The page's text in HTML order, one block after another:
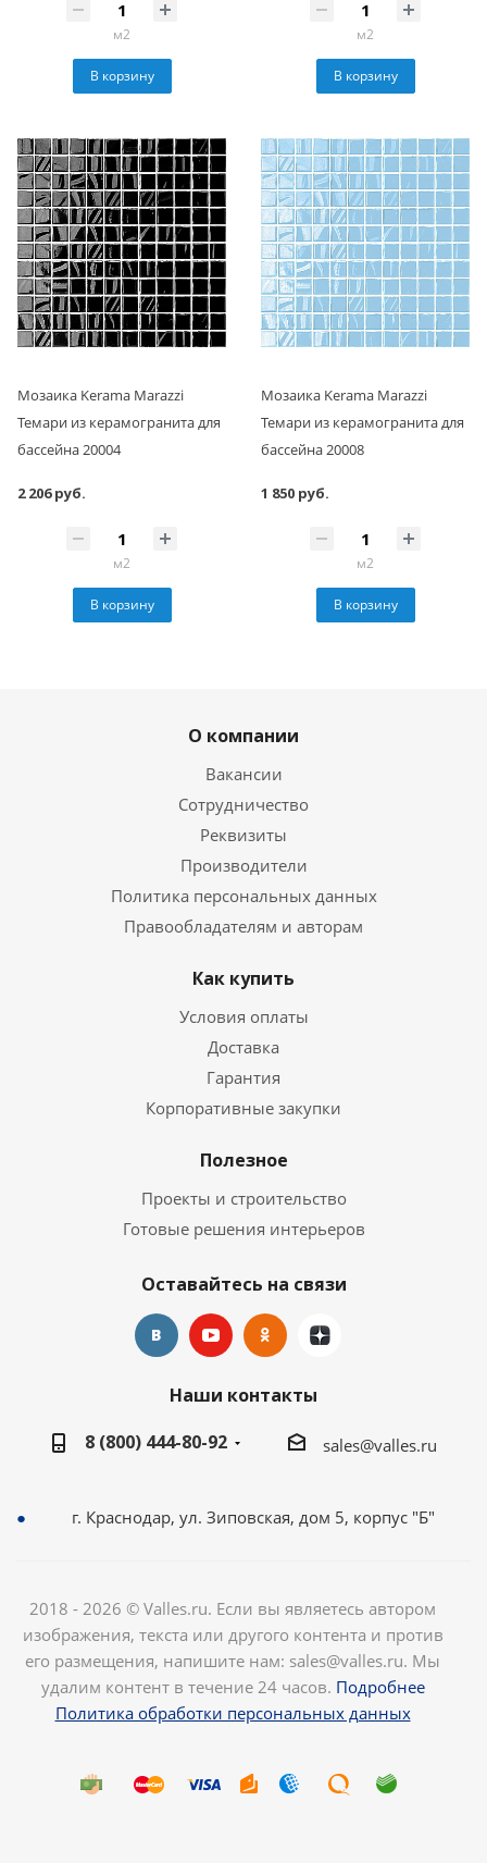
м2
В корзину
м2
В корзину
Мозаика Kerama Marazzi
Темари из керамогранита для
бассейна 20004
2 206 руб.
м2
В корзину
Мозаика Kerama Marazzi
Темари из керамогранита для
бассейна 20008
1 850 руб.
м2
В корзину
О компании
Вакансии
Сотрудничество
Реквизиты
Производители
Политика персональных данных
Правообладателям и авторам
Как купить
Условия оплаты
Доставка
Гарантия
Корпоративные закупки
Полезное
Проекты и строительство
Готовые решения интерьеров
Оставайтесь на связи
Наши контакты
8 (800) 444-80-92
sales@valles.ru
г. Краснодар, ул. Зиповская, дом 5, корпус "Б"
2018 - 2026 © Valles.ru. Если вы являетесь автором
изображения, текста или другого контента и против
его размещения, напишите нам: sales@valles.ru. Мы
удалим контент в течение 24 часов. Подробнее
Политика обработки персональных данных